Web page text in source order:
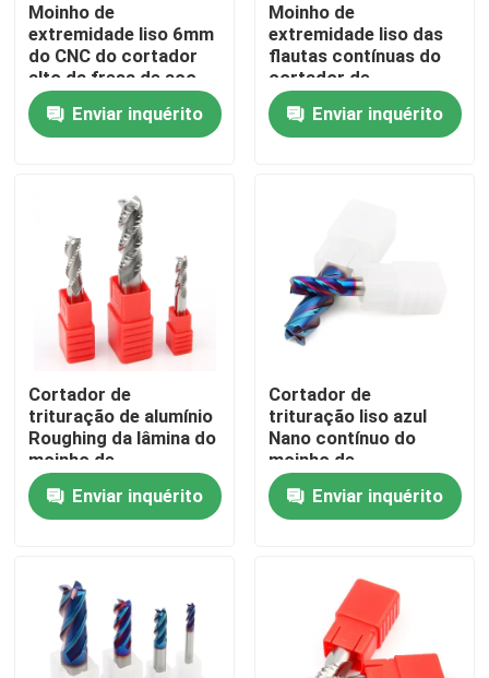
Casa
Produtos
Sobre nós
Visita à Fábrica
Controle de qualidade
Contate-nos
Solicite um orçamento
Inserções do carboneto de tungstênio
Moinho de
extremidade liso 6mm
do CNC do cortador
alto da fresa de aço
do tungstênio da
alimentação HRC45
Enviar inquérito
Moinho de
extremidade liso das
flautas contínuas do
cortador de
trituração HRC45 do
quadrado do
carboneto 3 para o
Enviar inquérito
Cortador de
trituração de alumínio
Roughing da lâmina do
moinho de
extremidade três do
CNC da flauta da
borda HRC55 3
Enviar inquérito
Cortador de
trituração liso azul
Nano contínuo do
moinho de
extremidade do
quadrado do
carboneto da flauta
Enviar inquérito